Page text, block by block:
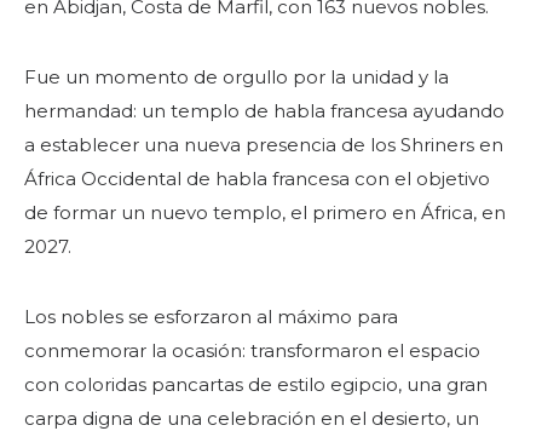
en Abidjan, Costa de Marfil, con 163 nuevos nobles.
Fue un momento de orgullo por la unidad y la
hermandad: un templo de habla francesa ayudando
a establecer una nueva presencia de los Shriners en
África Occidental de habla francesa con el objetivo
de formar un nuevo templo, el primero en África, en
2027.
Los nobles se esforzaron al máximo para
conmemorar la ocasión: transformaron el espacio
con coloridas pancartas de estilo egipcio, una gran
carpa digna de una celebración en el desierto, un